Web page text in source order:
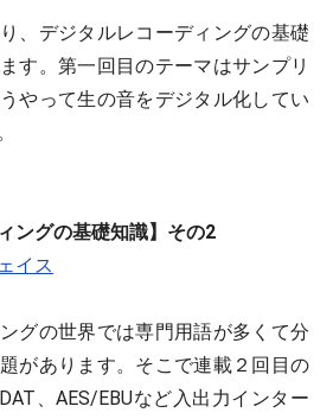
、デジタルレコーディングの基礎
す。第一回目のテーマはサンプリ
やって生の音をデジタル化してい
ングの基礎知識】その2
イス
グの世界では専門用語が多くて分
があります。そこで連載２回目の
、AES/EBUなど入出力インター